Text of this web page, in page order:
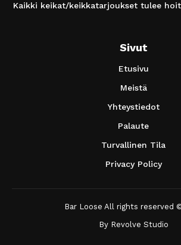
Kaikki keikat/keikkatarjoukset tulee
Sivut
Etusivu
Meistä
Yhteystiedot
Palaute
Turvallinen Tila
Privacy Policy
Bar Loose All rights reserved
By Revolve Studio